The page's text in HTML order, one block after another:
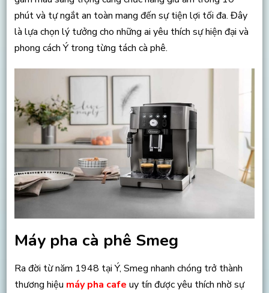
phút và tự ngắt an toàn mang đến sự tiện lợi tối đa. Đây
là lựa chọn lý tưởng cho những ai yêu thích sự hiện đại và
phong cách Ý trong từng tách cà phê.
Máy pha cà phê Smeg
Ra đời từ năm 1948 tại Ý, Smeg nhanh chóng trở thành
thương hiệu máy pha cafe uy tín được yêu thích nhờ sự